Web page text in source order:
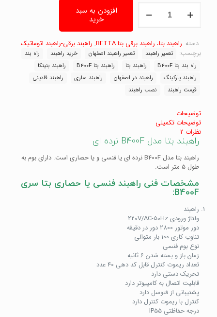
نرده
ای
قیمت
راهبند|
خرید
پارکینگ
عدد
افزودن به سبد
خرید
دسته: راهبند بتا، راهبند برقی بتا BETTA , راهبند برقی-راهبند اتوماتیک
برچسب:
تعمیر راهبند تعمیر راهبند اصفهان خرید راهبند
راه بند
راه بند بتا B400F
راهبند بتا راهبند بتا B400F
راهبند بنینکا
راهبند پارکینگ
راهبند در اصفهان راهبند ساری
راهبند فادینی
قیمت راهبند
نصب راهبند
توضیحات
توضیحات تکمیلی
نظرات 2
راهبند بتا مدل B400F نرده ای
راهبند بتا مدل B400F نرده ای یا فنسی و یا حصاری است. دارای بوم به
طول 5 متر است.
مشخصات فنی راهبند فنسی یا حصاری بتا سری
B400F:
راهبند
ولتاژ ورودی 220V/AC-50Hz
دور موتور 2800 دور در دقیقه
تناوب کاری 100 بار متوالی
نوع بوم فنسی
زمان باز و بسته شدن 6 ثانیه
تعداد ریموت کنترل قابل کد دهی 40 عدد
تحریک دستی دارد
قابلیت اتصال به کامپیوتر دارد
پشتیبانی از فتوسل دارد
کنترل با ریموت کنترل دارد
درجه حفاظتی IP55